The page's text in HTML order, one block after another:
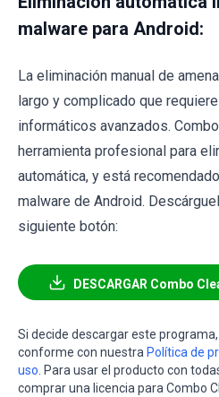
malware para Android:
La eliminación manual de
largo y complicado que
informáticos avanzados.
herramienta profesional para
automática, y está
malware de Android.
siguiente botón:
DESCARGAR Combo
Si decide descargar este
conforme con nuestra Política de
uso . Para usar el producto con
comprar una licencia para Combo